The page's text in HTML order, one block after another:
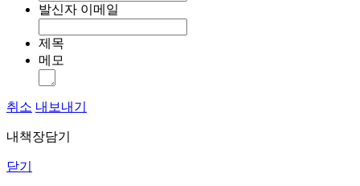
발신자 이메일
제목
메모
취소 내보내기
내책장담기
닫기